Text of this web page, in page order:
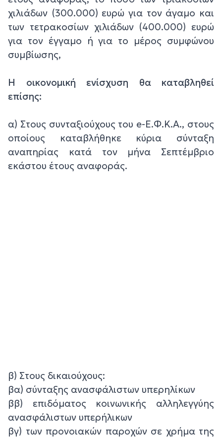
χιλιάδων (300.000) ευρώ για τον άγαμο και
των τετρακοσίων χιλιάδων (400.000) ευρώ
για τον έγγαμο ή για το μέρος συμφώνου
συμβίωσης,
Η οικονομική ενίσχυση θα καταβληθεί
επίσης:
α) Στους συνταξιούχους του e-Ε.Φ.Κ.Α., στους
οποίους καταβλήθηκε κύρια σύνταξη
αναπηρίας κατά τον μήνα Σεπτέμβριο
εκάστου έτους αναφοράς.
β) Στους δικαιούχους:
βα) σύνταξης ανασφάλιστων υπερηλίκων
ββ) επιδόματος κοινωνικής αλληλεγγύης
ανασφάλιστων υπερήλικων
βγ) των προνοιακών παροχών σε χρήμα της